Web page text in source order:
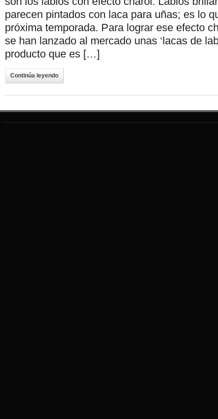
parecen pintados con laca para uñas; es lo
próxima temporada. Para lograr ese efecto
se han lanzado al mercado unas ‘lacas de
producto que es […]
Continúa leyendo